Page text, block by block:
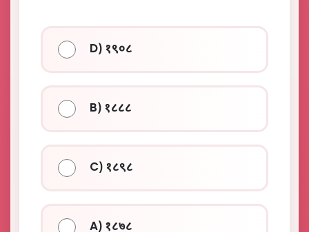
D) १९०८
B) १८८८
C) १८९८
A) १८७८